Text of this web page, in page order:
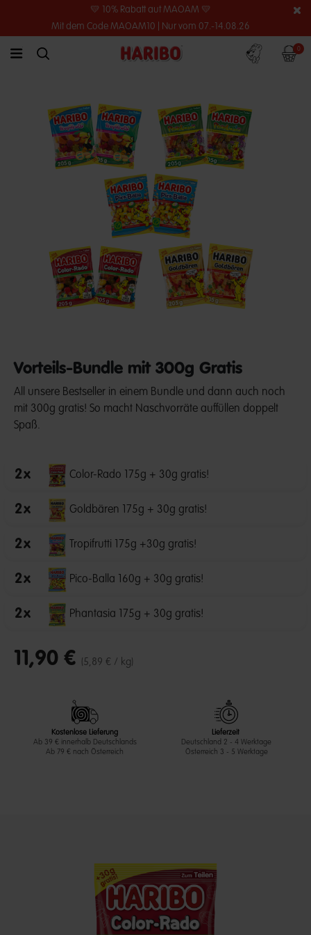
💛 10% Rabatt auf MAOAM 💛
Mit dem Code MAOAM10 | Nur vom 07.-14.08.26
link.header.menu.label
simplesearch.search.label
Konto 0
Vorteils-Bundle mit 300g Gratis
All unsere Bestseller in einem Bundle und dann auch noch
mit 300g gratis! So macht Naschvorräte auffüllen doppelt
Spaß.
2x Color-Rado 175g + 30g gratis!
2x Goldbären 175g + 30g gratis!
2x Tropifrutti 175g +30g gratis!
2x Pico-Balla 160g + 30g gratis!
2x Phantasia 175g + 30g gratis!
11,90 € (5,89 € / kg)
Kostenlose Lieferung
Ab 39 € innerhalb Deutschlands
Ab 79 € nach Österreich
Lieferzeit
Deutschland 2 - 4 Werktage
Österreich 3 - 5 Werktage